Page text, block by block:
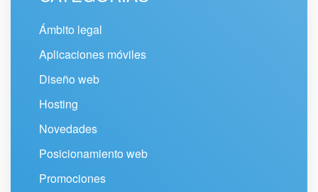
Ámbito legal
Aplicaciones móviles
Diseño web
Hosting
Novedades
Posicionamiento web
Promociones